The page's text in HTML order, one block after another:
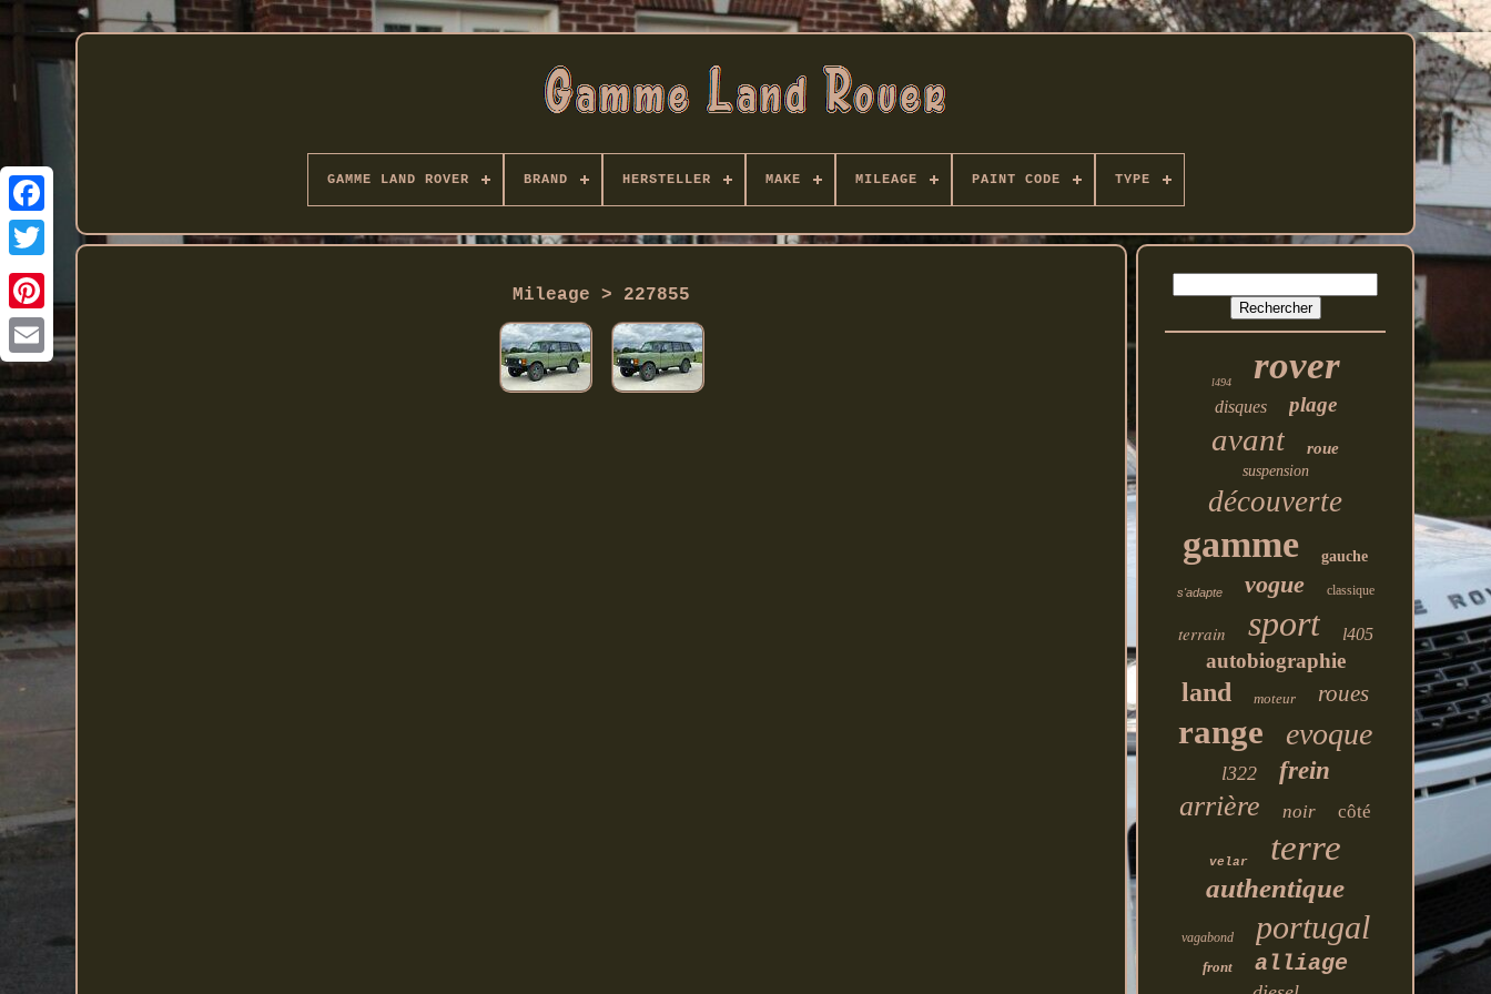
Twitter
GAMME LAND ROVER BRAND HERSTELLER MAKE MILEAGE PAINT CODE TYPE
Mileage > 227855
l494 rover
disques plage
avant roue
suspension
découverte
gamme gauche
s'adapte vogue classique
terrain sport l405
autobiographie
land moteur roues
range evoque
l322 frein
arrière noir côté
velar terre
authentique
vagabond portugal
front alliage